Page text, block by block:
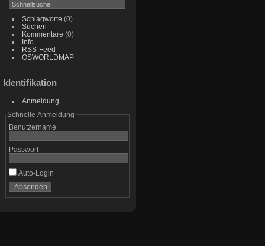
Schlagworte (0)
Suchen
Kommentare (0)
Info
RSS-Feed
OSWORLDMAP
Identifikation
Anmeldung
Schnelle Anmeldung
Benutzername
Passwort
Auto-Login